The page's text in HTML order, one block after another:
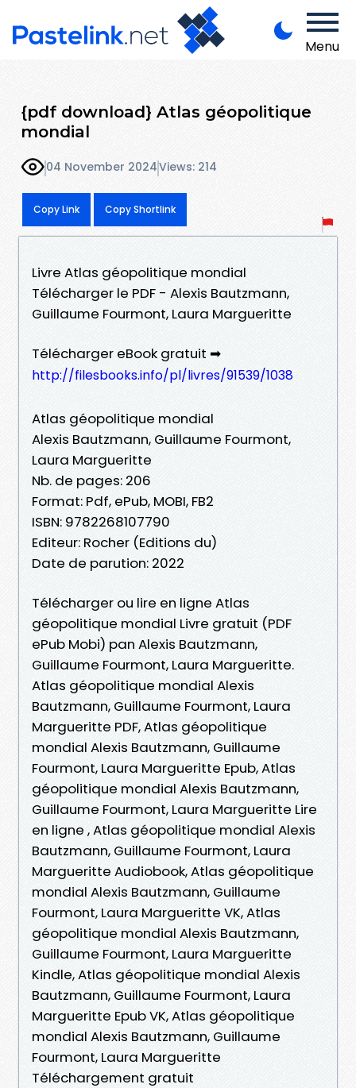
Menu
{pdf download} Atlas géopolitique
mondial
04 November 2024Views: 214
Copy Link Copy Shortlink
Livre Atlas géopolitique mondial
Télécharger le PDF - Alexis Bautzmann,
Guillaume Fourmont, Laura Margueritte
Télécharger eBook gratuit ➡
http://filesbooks.info/pl/livres/91539/1038
Atlas géopolitique mondial
Alexis Bautzmann, Guillaume Fourmont,
Laura Margueritte
Nb. de pages: 206
Format: Pdf, ePub, MOBI, FB2
ISBN: 9782268107790
Editeur: Rocher (Editions du)
Date de parution: 2022
Télécharger ou lire en ligne Atlas
géopolitique mondial Livre gratuit (PDF
ePub Mobi) pan Alexis Bautzmann,
Guillaume Fourmont, Laura Margueritte.
Atlas géopolitique mondial Alexis
Bautzmann, Guillaume Fourmont, Laura
Margueritte PDF, Atlas géopolitique
mondial Alexis Bautzmann, Guillaume
Fourmont, Laura Margueritte Epub, Atlas
géopolitique mondial Alexis Bautzmann,
Guillaume Fourmont, Laura Margueritte Lire
en ligne , Atlas géopolitique mondial Alexis
Bautzmann, Guillaume Fourmont, Laura
Margueritte Audiobook, Atlas géopolitique
mondial Alexis Bautzmann, Guillaume
Fourmont, Laura Margueritte VK, Atlas
géopolitique mondial Alexis Bautzmann,
Guillaume Fourmont, Laura Margueritte
Kindle, Atlas géopolitique mondial Alexis
Bautzmann, Guillaume Fourmont, Laura
Margueritte Epub VK, Atlas géopolitique
mondial Alexis Bautzmann, Guillaume
Fourmont, Laura Margueritte
Téléchargement gratuit